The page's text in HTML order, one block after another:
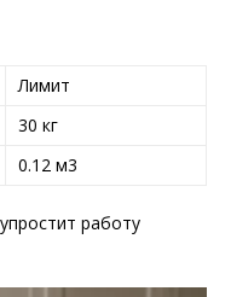
Лимит
30 кг
0.12 м3
работу